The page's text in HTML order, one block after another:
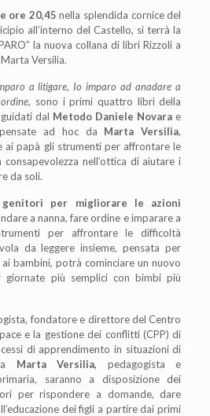
ore 20,45 nella splendida cornice del
all’interno del Castello, si terrà la
la nuova collana di libri Rizzoli a
Versilia.
a litigare, Io imparo ad anadare a
, sono i primi quattro libri della
dal Metodo Daniele Novara e
ad hoc da Marta Versilia,
ai papà gli strumenti per affrontare le
nell’ottica di aiutare i
da soli.
per migliorare le azioni
a nanna, fare ordine e imparare a
per affrontare le difficoltà
da leggere insieme, pensata per
bambini, potrà cominciare un nuovo
giornate più semplici con bimbi più
fondatore e direttore del Centro
e la gestione dei conflitti (CPP) di
di apprendimento in situazioni di
a Marta Versilia, pedagogista e
saranno a disposizione dei
per rispondere a domande, dare
dei figli a partire dai primi